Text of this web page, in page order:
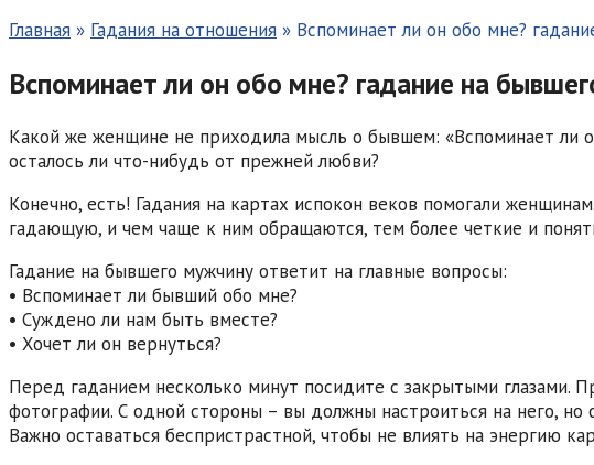
Главная » Гадания на отношения » Вспоминает ли он обо мне?
Вспоминает ли он обо мне? гадание на
Какой же женщине не приходила мысль о бывшем: «Вспоминает ли
осталось ли что-нибудь от прежней любви?
Конечно, есть! Гадания на картах испокон веков помогали
гадающую, и чем чаще к ним обращаются, тем более четкие и
Гадание на бывшего мужчину ответит на главные вопросы:
• Вспоминает ли бывший обо мне?
• Суждено ли нам быть вместе?
• Хочет ли он вернуться?
Перед гаданием несколько минут посидите с закрытыми
фотографии. С одной стороны – вы должны настроиться на него, но
Важно оставаться беспристрастной, чтобы не влиять на энергию